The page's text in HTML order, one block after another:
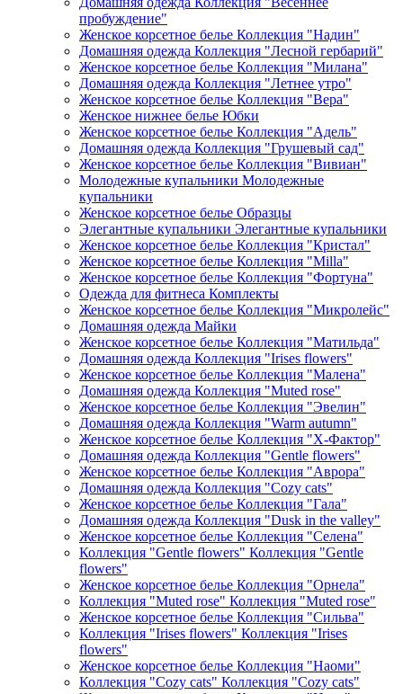
пробуждение"
Женское корсетное белье Коллекция "Надин"
Домашняя одежда Коллекция "Лесной гербарий"
Женское корсетное белье Коллекция "Милана"
Домашняя одежда Коллекция "Летнее утро"
Женское корсетное белье Коллекция "Вера"
Женское нижнее белье Юбки
Женское корсетное белье Коллекция "Адель"
Домашняя одежда Коллекция "Грушевый сад"
Женское корсетное белье Коллекция "Вивиан"
Молодежные купальники Молодежные
купальники
Женское корсетное белье Образцы
Элегантные купальники Элегантные купальники
Женское корсетное белье Коллекция "Кристал"
Женское корсетное белье Коллекция "Milla"
Женское корсетное белье Коллекция "Фортуна"
Одежда для фитнеса Комплекты
Женское корсетное белье Коллекция "Микролейс"
Домашняя одежда Майки
Женское корсетное белье Коллекция "Матильда"
Домашняя одежда Коллекция "Irises flowers"
Женское корсетное белье Коллекция "Малена"
Домашняя одежда Коллекция "Muted rose"
Женское корсетное белье Коллекция "Эвелин"
Домашняя одежда Коллекция "Warm autumn"
Женское корсетное белье Коллекция "Х-Фактор"
Домашняя одежда Коллекция "Gentle flowers"
Женское корсетное белье Коллекция "Аврора"
Домашняя одежда Коллекция "Cozy cats"
Женское корсетное белье Коллекция "Гала"
Домашняя одежда Коллекция "Dusk in the valley"
Женское корсетное белье Коллекция "Селена"
Коллекция "Gentle flowers" Коллекция "Gentle
flowers"
Женское корсетное белье Коллекция "Орнела"
Коллекция "Muted rose" Коллекция "Muted rose"
Женское корсетное белье Коллекция "Сильва"
Коллекция "Irises flowers" Коллекция "Irises
flowers"
Женское корсетное белье Коллекция "Наоми"
Коллекция "Cozy cats" Коллекция "Cozy cats"